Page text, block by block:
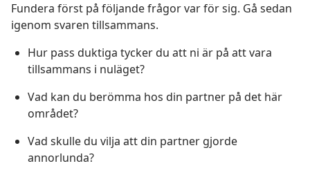
Fundera först på följande frågor var för sig. Gå sedan
igenom svaren tillsammans.
Hur pass duktiga tycker du att ni är på att vara
tillsammans i nuläget?
Vad kan du berömma hos din partner på det här
området?
Vad skulle du vilja att din partner gjorde
annorlunda?